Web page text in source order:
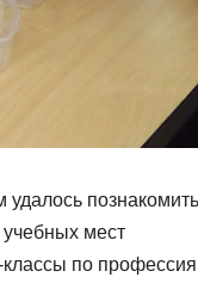
мест
классы по